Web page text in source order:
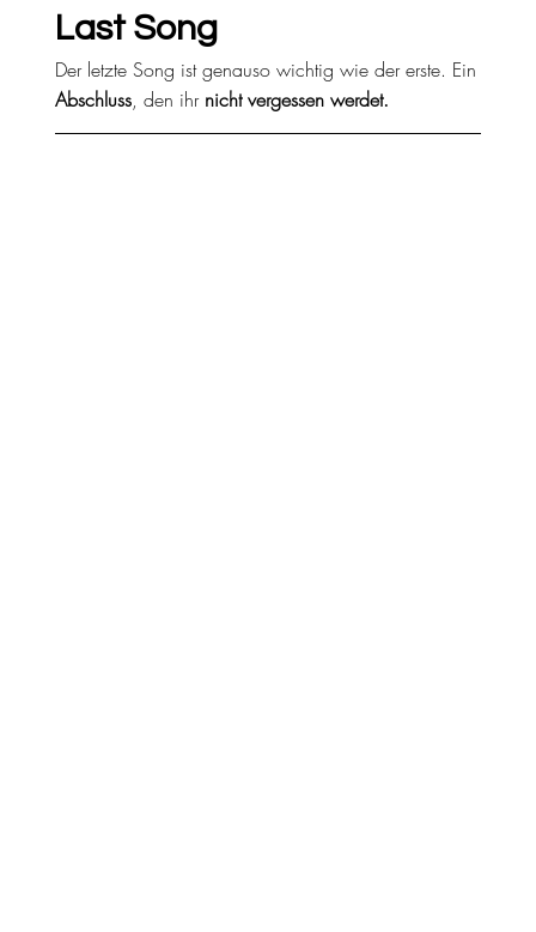
Last Song
Der letzte Song ist genauso wichtig wie der erste. Ein
Abschluss, den ihr nicht vergessen werdet.